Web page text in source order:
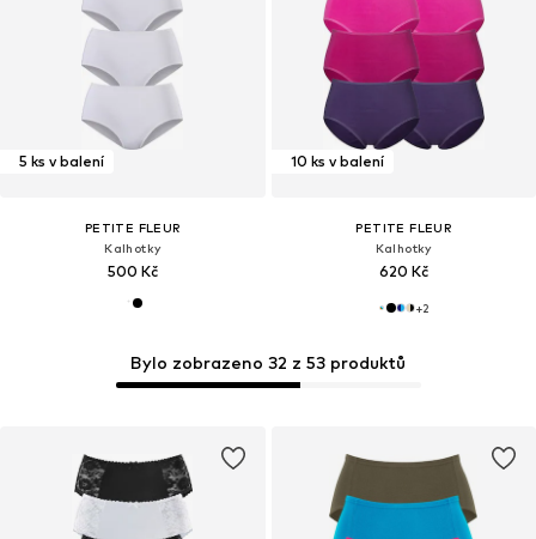
5 ks v balení
PETITE FLEUR
Kalhotky
500 Kč
10 ks v balení
PETITE FLEUR
Kalhotky
620 Kč
+2
Bylo zobrazeno 32 z 53 produktů